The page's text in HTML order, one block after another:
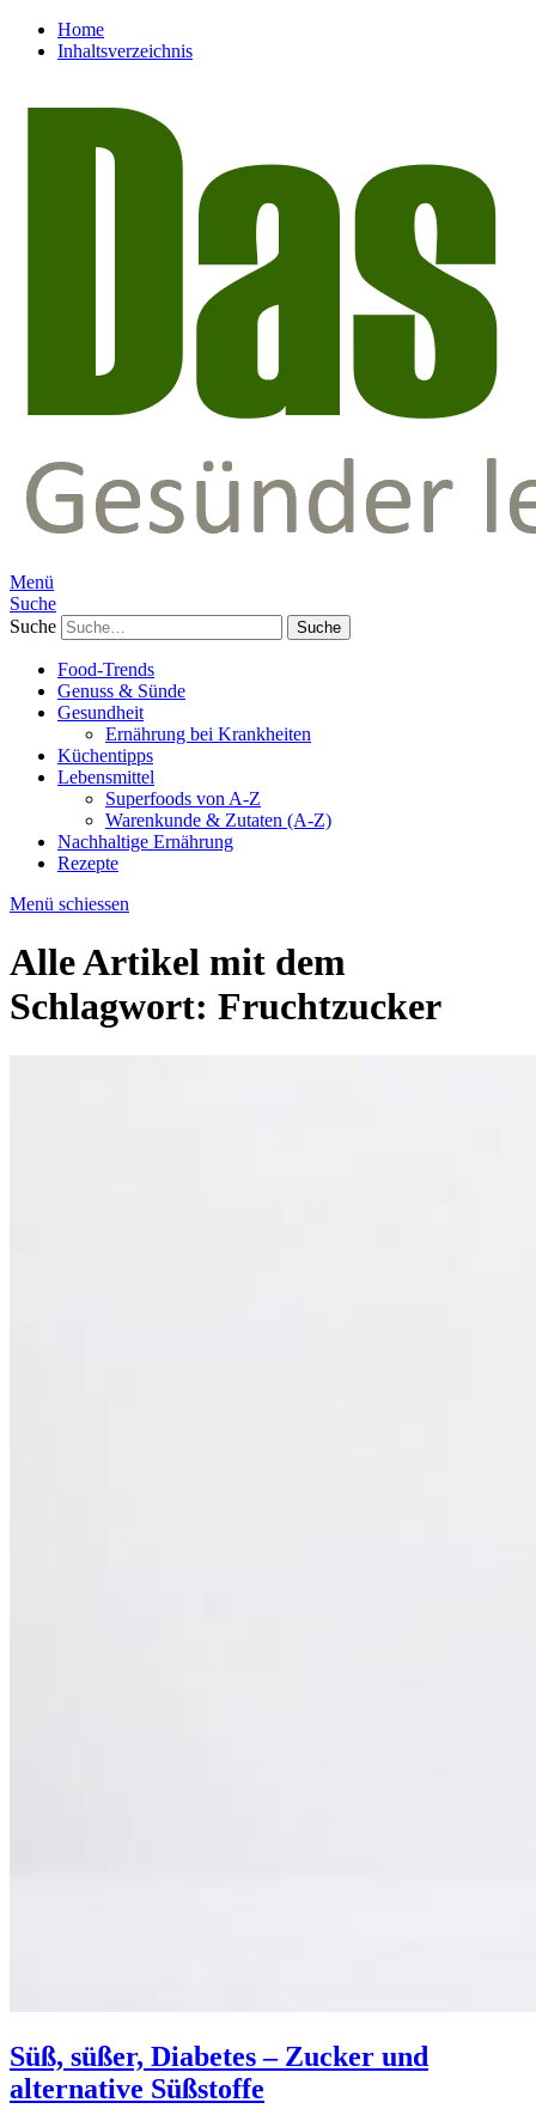
Home
Inhaltsverzeichnis
Menü
Suche
Suche
Food-Trends
Genuss & Sünde
Gesundheit
Ernährung bei Krankheiten
Küchentipps
Lebensmittel
Superfoods von A-Z
Warenkunde & Zutaten (A-Z)
Nachhaltige Ernährung
Rezepte
Menü schiessen
Alle Artikel mit dem
Schlagwort: Fruchtzucker
Süß, süßer, Diabetes – Zucker und
alternative Süßstoffe